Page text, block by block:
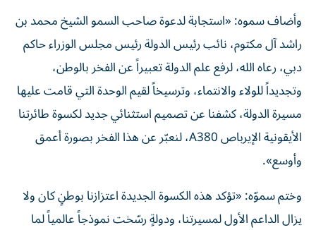
وأضاف سموه: «‏استجابة لدعوة صاحب السمو الشيخ محمد بن
راشد آل مكتوم، نائب رئيس الدولة رئيس مجلس الوزراء حاكم
دبي، رعاه الله، لرفع علم الدولة تعبيراً عن الفخر بالوطن،
وتجديداً للولاء والانتماء، وترسيخاً لقيم الوحدة التي قامت عليها
مسيرة الدولة، كشفنا عن تصميم استثنائي جديد لكسوة طائرتنا
الأيقونية الإيرباص A380، لنعبّر عن هذا الفخر بصورة أعمق
وأوسع».
‏وختم سموّه: «تؤكد هذه الكسوة الجديدة اعتزازنا بوطنٍ كان ولا
يزال الداعم الأول لمسيرتنا، ودولةٍ رسّخت نموذجاً عالمياً لما